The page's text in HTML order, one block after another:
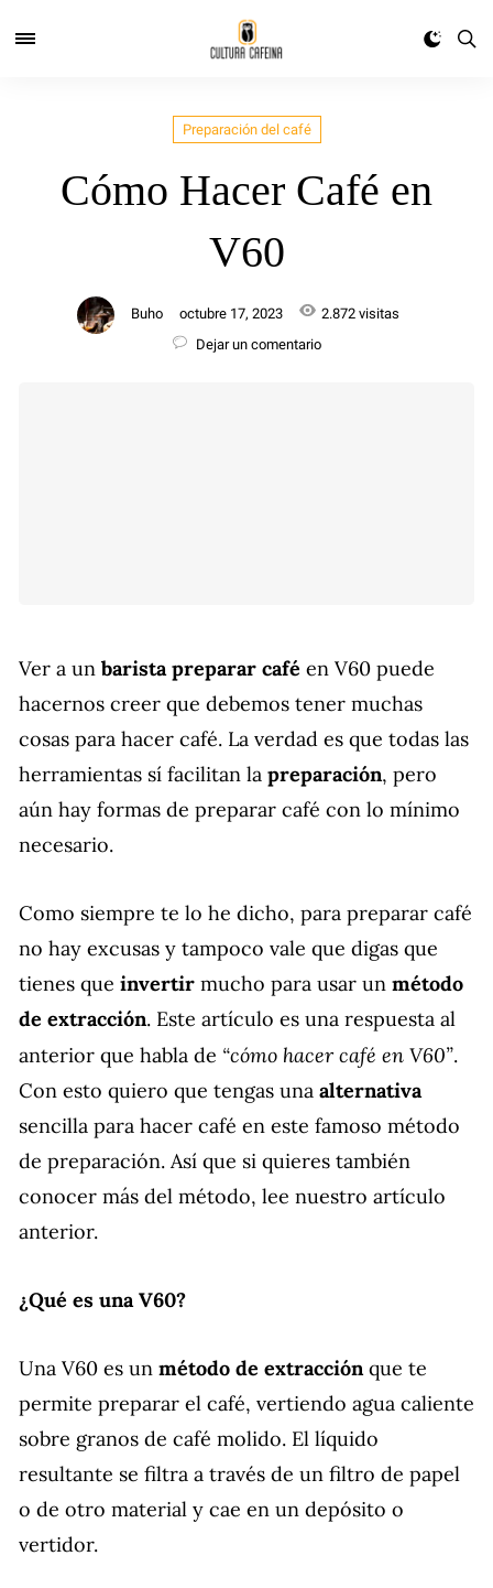
Preparación del café
Cómo Hacer Café en
V60
Buho octubre 17, 2023
2.872 visitas
Dejar un comentario
Ver a un barista preparar café en V60 puede
hacernos creer que debemos tener muchas
cosas para hacer café. La verdad es que todas las
herramientas sí facilitan la preparación, pero
aún hay formas de preparar café con lo mínimo
necesario.
Como siempre te lo he dicho, para preparar café
no hay excusas y tampoco vale que digas que
tienes que invertir mucho para usar un método
de extracción. Este artículo es una respuesta al
anterior que habla de “cómo hacer café en V60”.
Con esto quiero que tengas una alternativa
sencilla para hacer café en este famoso método
de preparación. Así que si quieres también
conocer más del método, lee nuestro artículo
anterior.
¿Qué es una V60?
Una V60 es un método de extracciónque te
permite preparar el café, vertiendo agua caliente
sobre granos de café molido. El líquido
resultante se filtra a través de un filtro de papel
o de otro material y cae en un depósito o
vertidor.